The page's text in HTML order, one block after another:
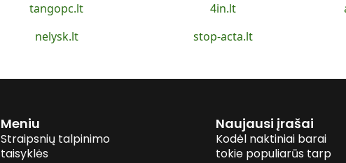
tangopc.lt 4in.lt
nelysk.lt stop-acta.lt
Meniu
Straipsnių talpinimo
taisyklės
Naujausi įrašai
Kodėl naktiniai barai
tokie populiarūs tarp